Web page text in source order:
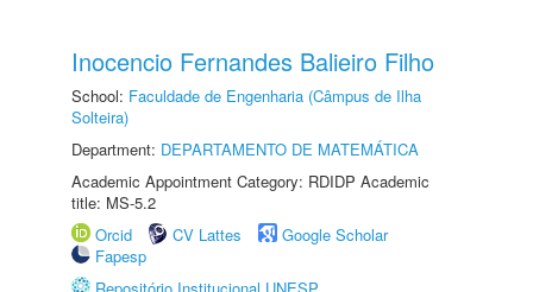
Inocencio Fernandes Balieiro Filho
School: Faculdade de Engenharia (Câmpus de Ilha
Solteira)
Department: DEPARTAMENTO DE MATEMÁTICA
Academic Appointment Category: RDIDP Academic
title: MS-5.2
Orcid
CV Lattes
Google Scholar
Fapesp